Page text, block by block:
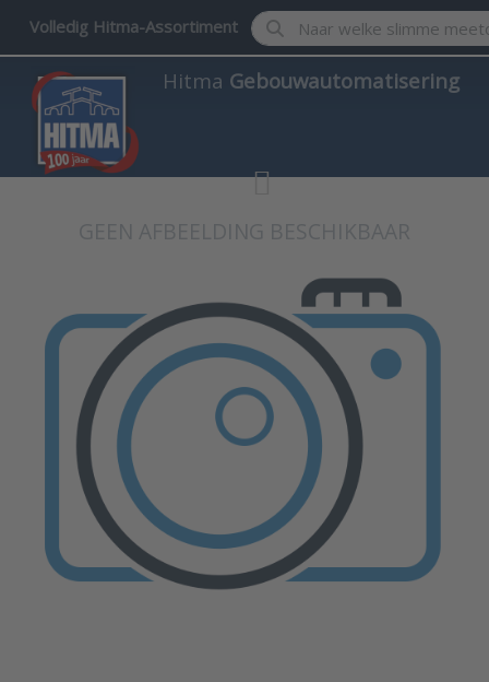
Volledig Hitma-Assortiment Enter a search term.
Hitma Gebouwautomatisering